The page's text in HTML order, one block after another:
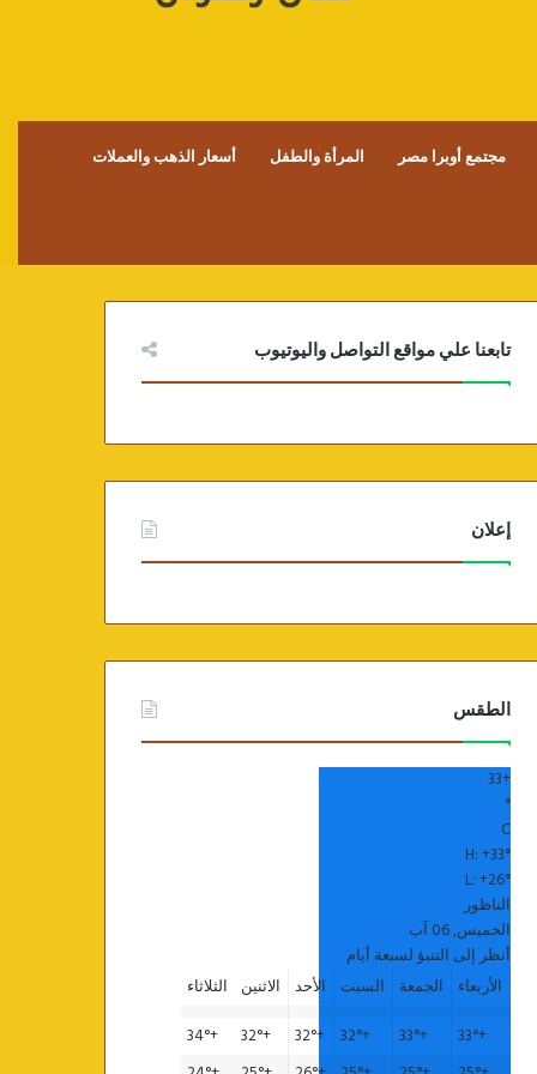
مجتمع أوبرا مصر المرأة والطفل أسعار الذهب والعملات
تابعنا علي مواقع التواصل واليوتيوب
إعلان
الطقس
+
33
°
C
H:+33°
L:+26°
الناظور
الخميس, 06 آب
أنظر إلى التنبؤ لسبعة أيام
الأربعاء
الجمعة السبت الأحد الاثنين
الثلاثاء
+
33°
+
33°
+
32°
+
32°
+
32°
+
34°